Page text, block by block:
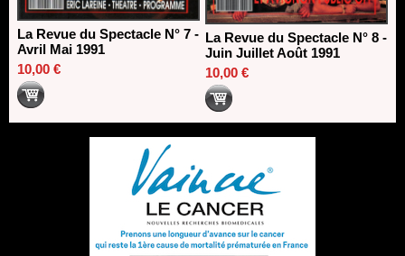
La Revue du Spectacle N° 7 -
Avril Mai 1991
10,00 €
La Revue du Spectacle N° 8 -
Juin Juillet Août 1991
10,00 €